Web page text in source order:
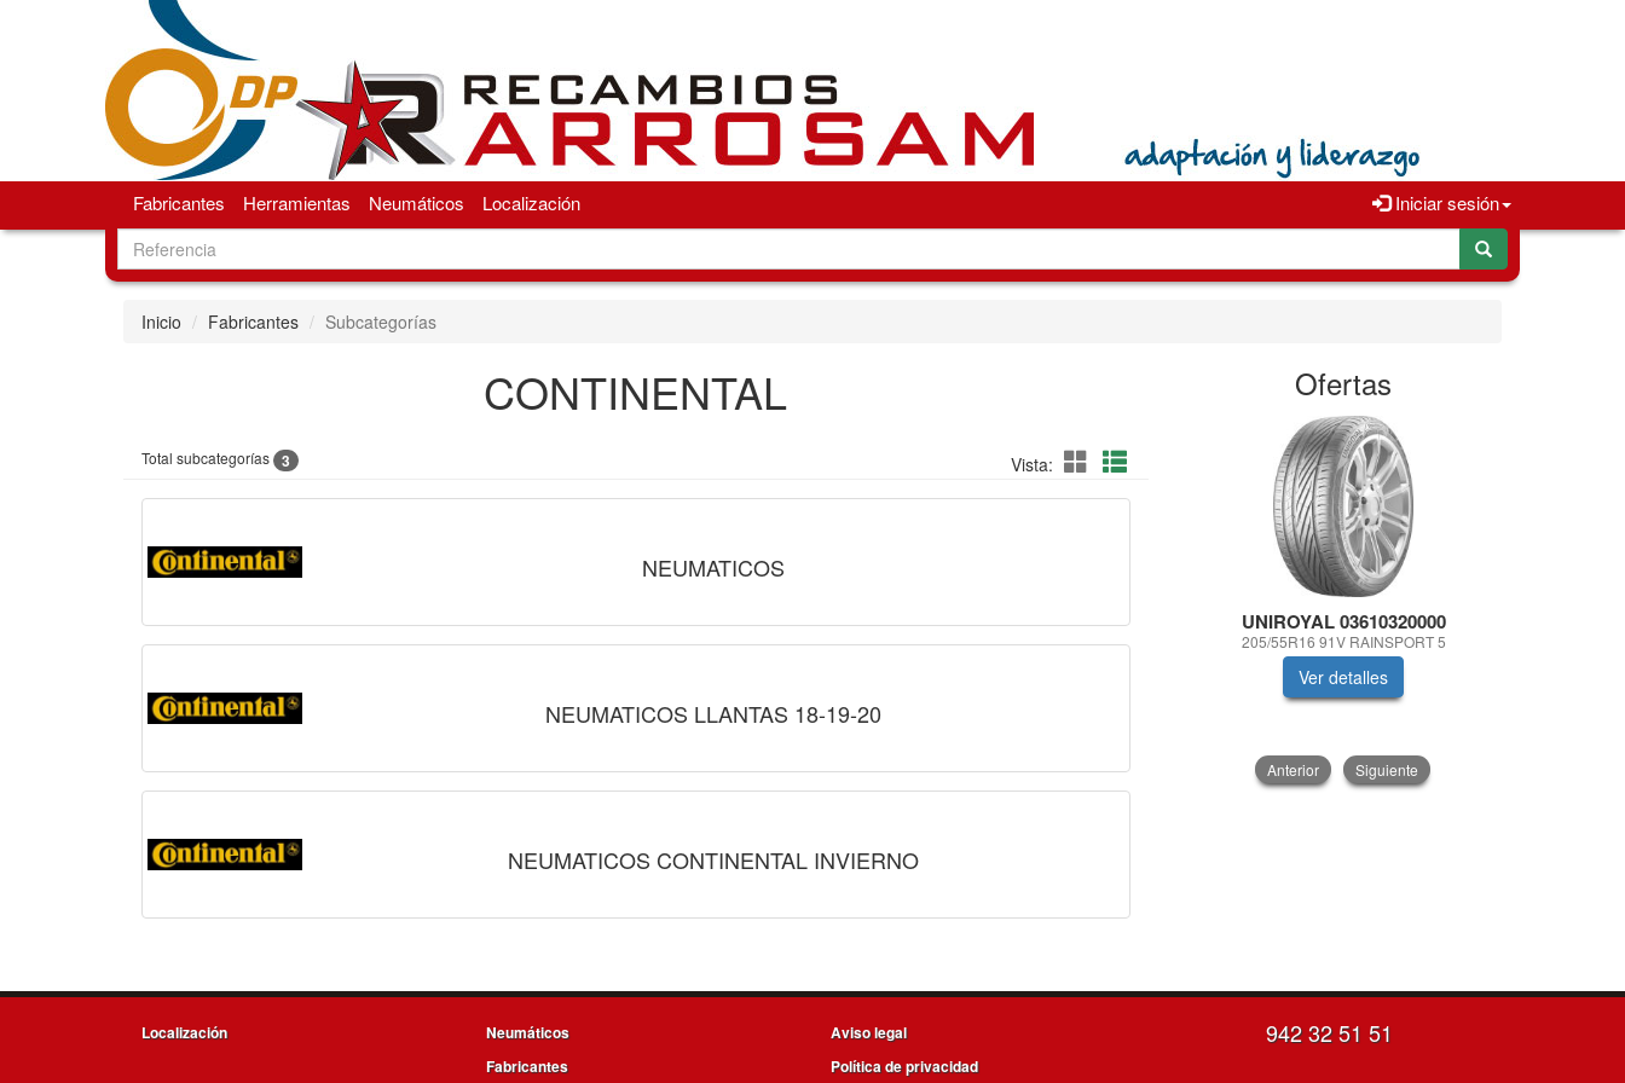
Iniciar sesión
Fabricantes Herramientas Neumáticos Localización
Inicio Fabricantes Subcategorías
CONTINENTAL
Total subcategorías 3 Vista:
NEUMATICOS
NEUMATICOS LLANTAS 18-19-20
NEUMATICOS CONTINENTAL INVIERNO
Ofertas
UNIROYAL 03610320000
205/55R16 91V RAINSPORT 5
Ver detalles
Anterior Siguiente
Localización
Neumáticos
Fabricantes
Aviso legal
Política de privacidad
942 32 51 51